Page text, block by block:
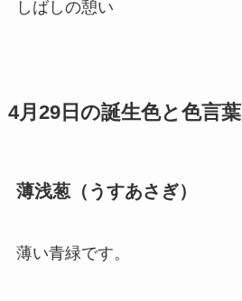
しばしの憩い
4月29日の誕生色と色言葉
薄浅葱（うすあさぎ）
薄い青緑です。